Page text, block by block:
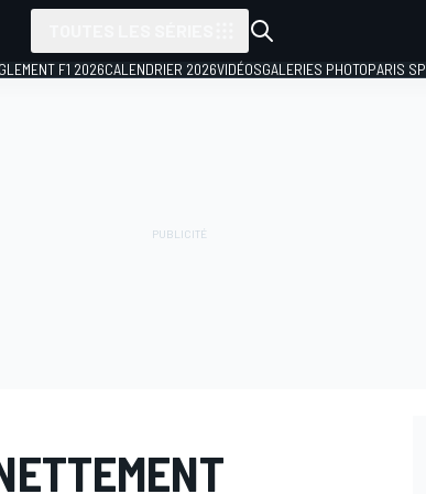
F1 2026CALENDRIER 2026VIDÉOSGALERIES PHOTOPARIS